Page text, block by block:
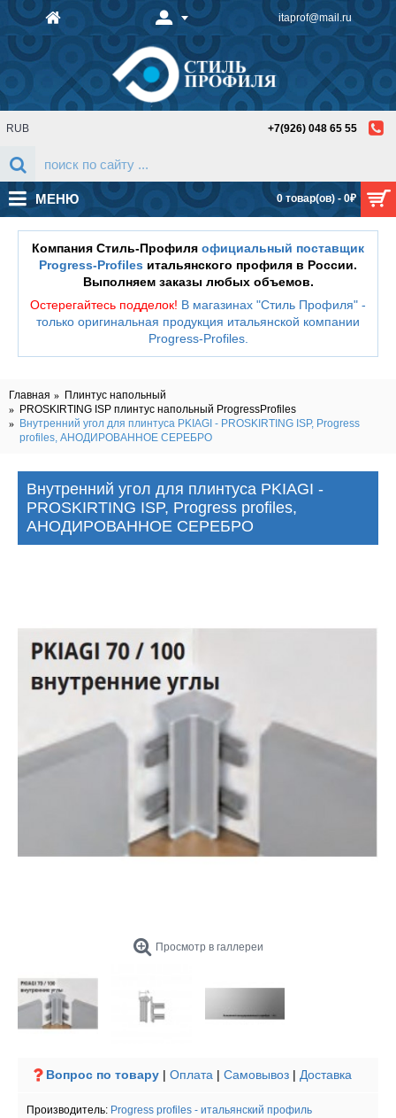
itaprof@mail.ru
0 товар(ов) - 0₽
RUB +7(926) 048 65 55
МЕНЮ
Компания Стиль-Профиля официальный поставщик
Progress-Profiles итальянского профиля в России.
Выполняем заказы любых объемов.
Остерегайтесь подделок! В магазинах "Стиль Профиля" -
только оригинальная продукция итальянской компании
Progress-Profiles.
Главная
Плинтус напольный
PROSKIRTING ISP плинтус напольный ProgressProfiles
Внутренний угол для плинтуса PKIAGI - PROSKIRTING ISP, Progress
profiles, АНОДИРОВАННОЕ СЕРЕБРО
Внутренний угол для плинтуса PKIAGI -
PROSKIRTING ISP, Progress profiles,
АНОДИРОВАННОЕ СЕРЕБРО
Просмотр в галлереи
Вопрос по товару | Оплата | Самовывоз | Доставка
Производитель: Progress profiles - итальянский профиль